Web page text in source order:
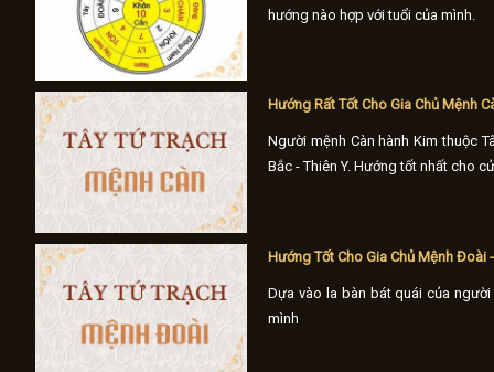
hướng nào hợp với tuổi của mình.
Hướng Rất Tốt Cho Gia Chủ Mệnh
Người mệnh Càn hành Kim thuộc
Bắc - Thiên Y. Hướng tốt nhất cho
Hướng Tốt Cho Gia Chủ Mệnh Đoài
Dựa vào la bàn bát quái của
mình